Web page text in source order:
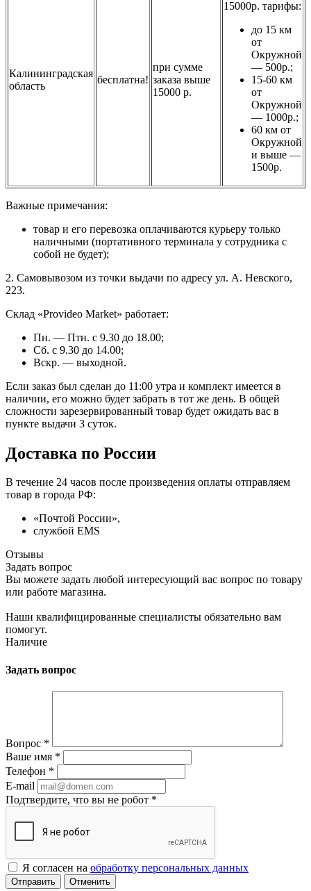
Калининградская
область
бесплатна!
при сумме
заказа выше
15000 р.
15000р. тарифы:
до 15 км
от
Окружной
— 500р.;
15-60 км
от
Окружной
— 1000р.;
60 км от
Окружной
и выше —
1500р.
Важные примечания:
товар и его перевозка оплачиваются курьеру только
наличными (портативного терминала у сотрудника с
собой не будет);
2. Самовывозом из точки выдачи по адресу ул. А. Невского,
223.
Склад «Provideo Market» работает:
Пн. — Птн. с 9.30 до 18.00;
Сб. с 9.30 до 14.00;
Вскр. — выходной.
Если заказ был сделан до 11:00 утра и комплект имеется в
наличии, его можно будет забрать в тот же день. В общей
сложности зарезервированный товар будет ожидать вас в
пункте выдачи 3 суток.
Доставка по России
В течение 24 часов после произведения оплаты отправляем
товар в города РФ:
«Почтой России»,
службой EMS
Отзывы
Задать вопрос
Вы можете задать любой интересующий вас вопрос по товару
или работе магазина.
Наши квалифицированные специалисты обязательно вам
помогут.
Наличие
Задать вопрос
Вопрос *
Ваше имя *
Телефон *
E-mail
Подтвердите, что вы не робот *
Я согласен на обработку персональных данных
Отменить